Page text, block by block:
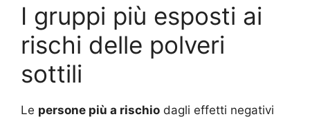
I gruppi più esposti ai
rischi delle polveri
sottili
Le persone più a rischio dagli effetti negativi